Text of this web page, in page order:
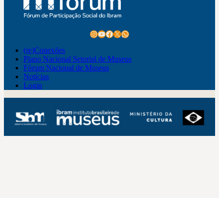
Instagram
Youtube
Facebook
X WhatsApp
(re)Conexões
Plano Nacional Setorial de Museus
Fórum Nacional de Museus
Notícias
Login